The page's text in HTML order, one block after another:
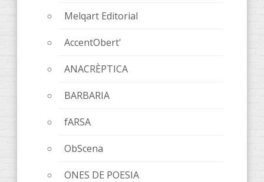
Melqart Editorial
AccentObert'
ANACRÈPTICA
BARBARIA
fARSA
ObScena
ONES DE POESIA